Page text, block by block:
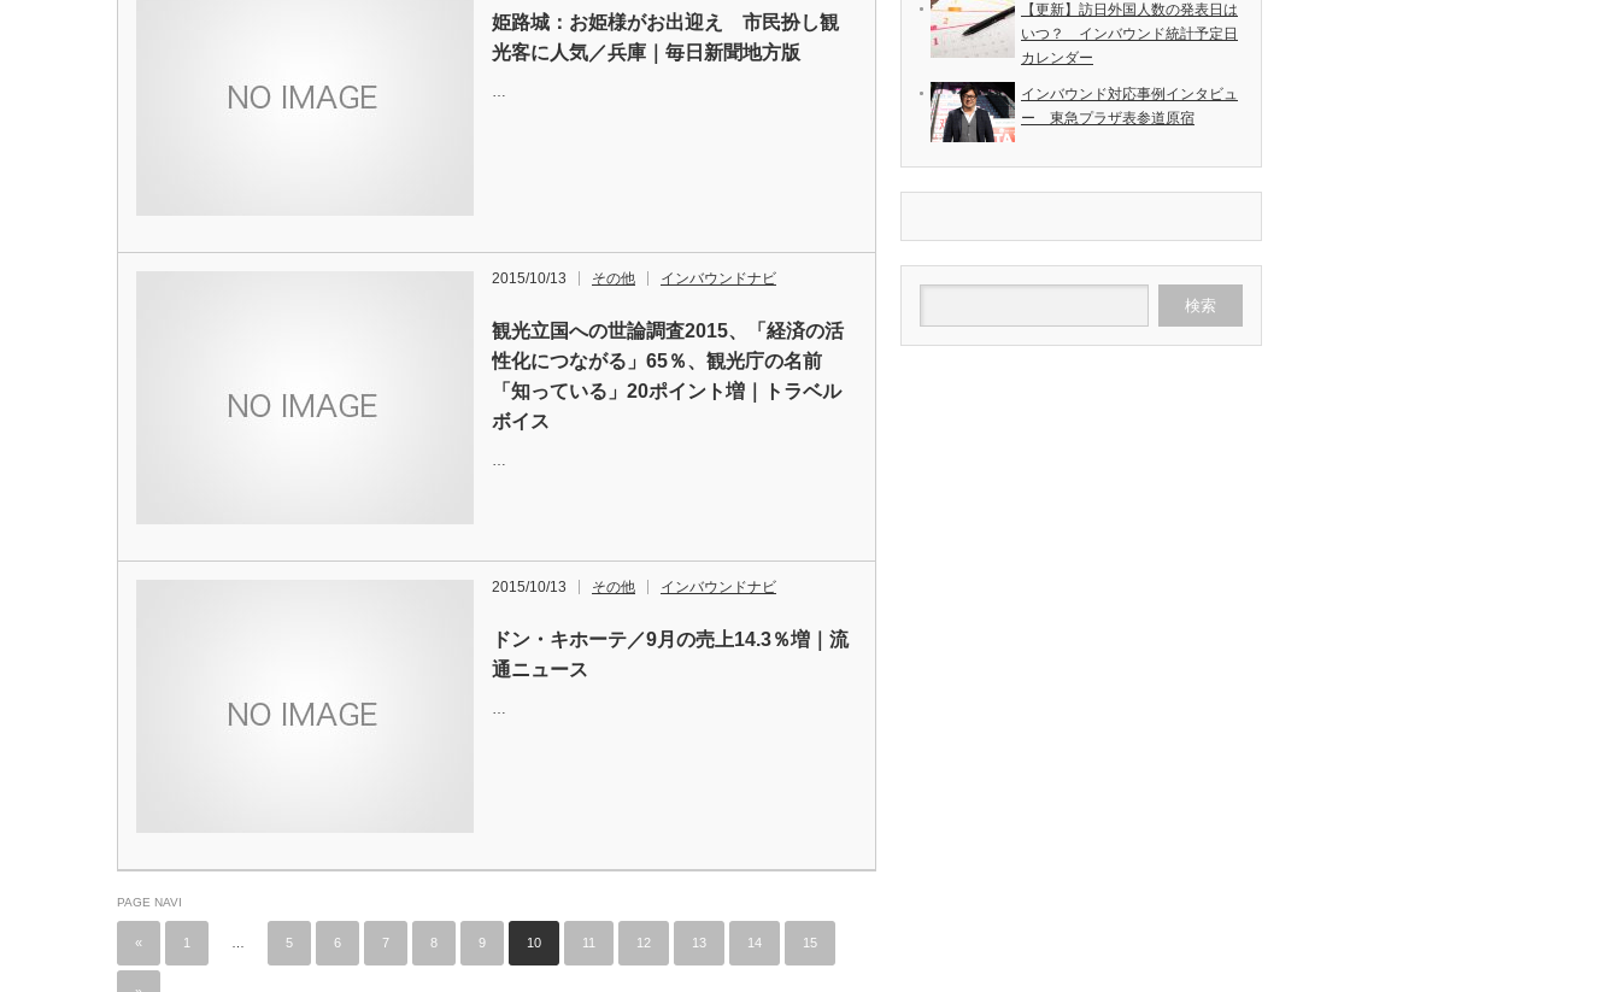
姫路城：お姫様がお出迎え 市民扮し観
光客に人気／兵庫｜毎日新聞地方版
…
2015/10/13 その他 インバウンドナビ
観光立国への世論調査2015、「経済の活
性化につながる」65％、観光庁の名前
「知っている」20ポイント増｜トラベル
ボイス
…
2015/10/13 その他 インバウンドナビ
ドン・キホーテ／9月の売上14.3％増｜流
通ニュース
…
PAGE NAVI
« 1 5 6 7 8 9 10 11 12 13 14 15
【更新】訪日外国人数の発表日は
いつ？ インバウンド統計予定日
カレンダー
インバウンド対応事例インタビュ
ー 東急プラザ表参道原宿